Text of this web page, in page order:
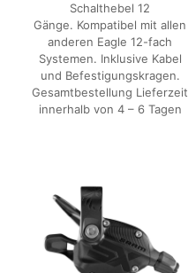
Schalthebel 12
Gänge. Kompatibel mit allen
anderen Eagle 12-fach
Systemen. Inklusive Kabel
und Befestigungskragen.
Gesamtbestellung Lieferzeit
innerhalb von 4 – 6 Tagen